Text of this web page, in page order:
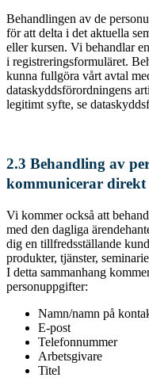
Behandlingen av de
för att delta i det aktuella
eller kursen. Vi behandlar
i registreringsformuläret.
kunna fullgöra vårt avtal
dataskyddsförordningens
legitimt syfte, se
2.3 Behandling av
kommunicerar direkt
Vi kommer också att
med den dagliga
dig en tillfredsställande
produkter, tjänster,
I detta sammanhang
personuppgifter:
Namn/namn på
E-post
Telefonnummer
Arbetsgivare
Titel